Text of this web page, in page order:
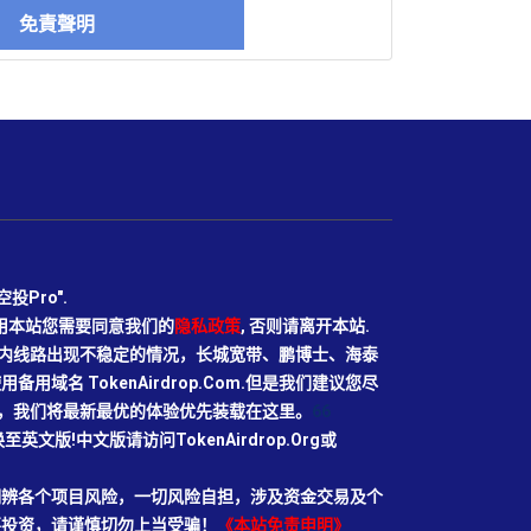
聲明
投Pro".
站您需要同意我们的隐私政策, 否则请离开本站.
线路出现不稳定的情况，长城宽带、鹏博士、海泰
备用域名 TokenAirdrop.Com.但是我们建议您尽
们将最新最优的体验优先装载在这里。
英文版!中文版请访问TokenAirdrop.Org或
各个项目风险，一切风险自担，涉及资金交易及个
资，请谨慎切勿上当受骗！
《本站免责申明》